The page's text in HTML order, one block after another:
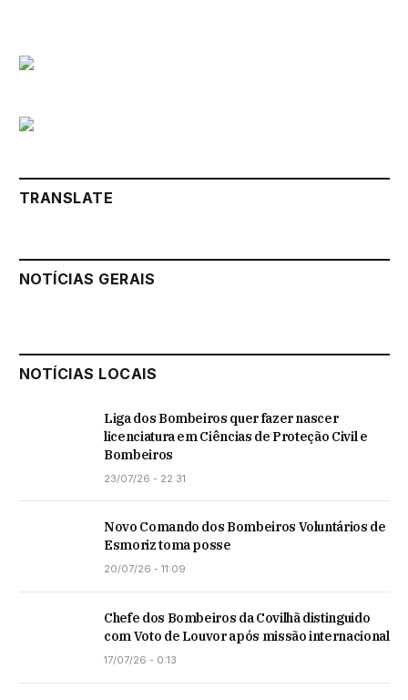
TRANSLATE
NOTÍCIAS GERAIS
NOTÍCIAS LOCAIS
Liga dos Bombeiros quer fazer nascer
licenciatura em Ciências de Proteção Civil e
Bombeiros
23/07/26 - 22:31
Novo Comando dos Bombeiros Voluntários de
Esmoriz toma posse
20/07/26 - 11:09
Chefe dos Bombeiros da Covilhã distinguido
com Voto de Louvor após missão internacional
17/07/26 - 0:13